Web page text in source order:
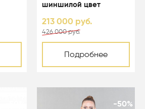
шиншилой цвет
213 000 руб.
426 000 руб.
Подробнее
-50%